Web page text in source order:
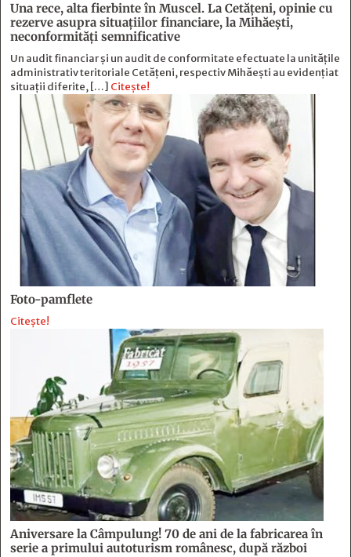
Una rece, alta fierbinte în Muscel. La Cetăţeni, opinie cu
rezerve asupra situaţiilor financiare, la Mihăeşti,
neconformităţi semnificative
Un audit financiar și un audit de conformitate efectuate la unitățile
administrativ teritoriale Cetățeni, respectiv Mihăești au evidențiat
situații diferite, […] Citește!
Foto-pamflete
Citește!
Aniversare la Câmpulung! 70 de ani de la fabricarea în
serie a primului autoturism românesc, după război